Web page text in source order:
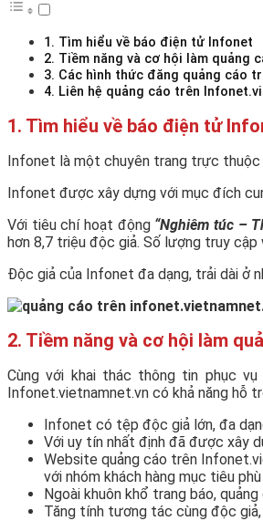
1. Tìm hiểu về báo điện tử Infonet
2. Tiềm năng và cơ hội làm quảng
3. Các hình thức đăng quảng cáo
4. Liên hệ quảng cáo trên
1. Tìm hiểu về báo điện tử
Infonet là một chuyên trang trực thuộc
Infonet được xây dựng với mục đích
Với tiêu chí hoạt động “Nghiêm túc –
hơn 8,7 triệu độc giả. Số lượng truy
Độc giả của Infonet đa dạng, trải dài
2. Tiềm năng và cơ hội làm
Cùng với khai thác thông tin phục
Infonet.vietnamnet.vn có khả năng hỗ
Infonet có tệp độc giả lớn, đa
Với uy tín nhất định đã được xây
Website quảng cáo trên
với nhóm khách hàng mục tiêu phù
Ngoài khuôn khổ trang báo,
Tăng tính tương tác cùng độc